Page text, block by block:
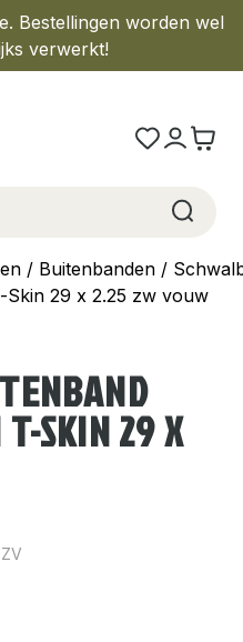
Bestellingen worden wel
verwerkt!
/ Buitenbanden /
Skin 29 x 2.25 zw vouw
SKIN 29 X